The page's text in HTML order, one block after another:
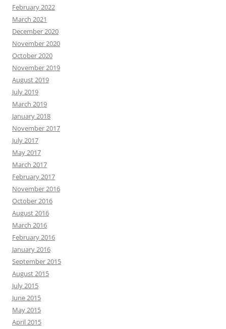
February 2022
March 2021
December 2020
November 2020
October 2020
November 2019
August 2019
July 2019
March 2019
January 2018
November 2017
July 2017
May 2017
March 2017
February 2017
November 2016
October 2016
August 2016
March 2016
February 2016
January 2016
September 2015
August 2015
July 2015
June 2015
May 2015
April 2015